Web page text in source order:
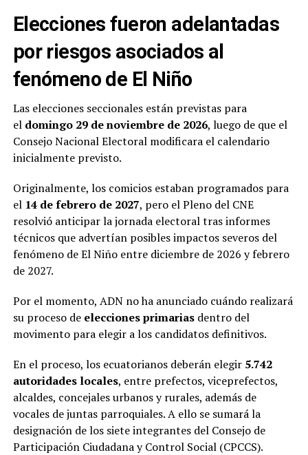
Elecciones fueron adelantadas
por riesgos asociados al
fenómeno de El Niño
Las elecciones seccionales están previstas para
el domingo 29 de noviembre de 2026, luego de que el
Consejo Nacional Electoral modificara el calendario
inicialmente previsto.
Originalmente, los comicios estaban programados para
el 14 de febrero de 2027, pero el Pleno del CNE
resolvió anticipar la jornada electoral tras informes
técnicos que advertían posibles impactos severos del
fenómeno de El Niño entre diciembre de 2026 y febrero
de 2027.
Por el momento, ADN no ha anunciado cuándo realizará
su proceso deelecciones primarias dentro del
movimento para elegir a los candidatos definitivos.
En el proceso, los ecuatorianos deberán elegir 5.742
autoridades locales, entre prefectos, viceprefectos,
alcaldes, concejales urbanos y rurales, además de
vocales de juntas parroquiales. A ello se sumará la
designación de los siete integrantes del Consejo de
Participación Ciudadana y Control Social (CPCCS).